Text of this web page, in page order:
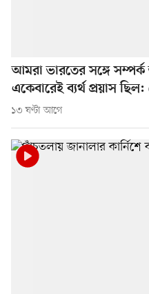
আমরা ভারতের সঙ্গে সম্পর্ক
একেবারেই ব্যর্থ প্রয়াস
১৩ ঘণ্টা আগে